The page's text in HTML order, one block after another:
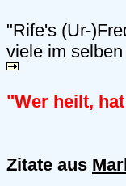
"Rife's (Ur-
viele im
"Wer heilt,
Zitate aus